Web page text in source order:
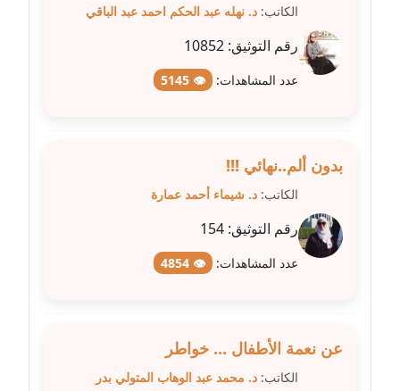
عاملة
مدونة عبد الرحمن محمد
مدونة عبد الكريم موسى
مدونة عبد الوهاب بدر
مدونة عبير سعد
عاملة
الكاتب: د. نهله عبد الحكم احمد عبد الباقي
رقم التوثيق: 10852
عدد المشاهدات: 👁 5145
بدون ألم..نهائي !!!
الكاتب: د. شيماء أحمد عمارة
رقم التوثيق: 154
عدد المشاهدات: 👁 4854
عن نعمة الأطفال ... خواطر
الكاتب: د. محمد عبد الوهاب المتولي بدر